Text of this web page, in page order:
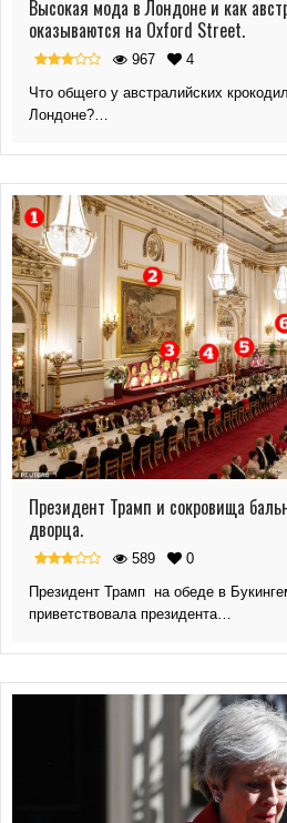
Высокая мода в Лондоне и как
оказываются на Oxford Street.
967
4
Что общего у австралийских
Лондоне?…
Президент Трамп и сокровища
дворца.
589
0
Президент Трамп на обеде в
приветствовала президента…